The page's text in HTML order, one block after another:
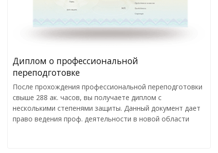
Диплом о профессиональной
переподготовке
После прохождения профессиональной переподготовки
свыше 288 ак. часов, вы получаете диплом с
несколькими степенями защиты. Данный документ дает
право ведения проф. деятельности в новой области